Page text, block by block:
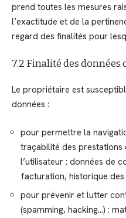
prend toutes les mesures
l’exactitude et de la
regard des finalités pour
7.2 Finalité des données
Le propriétaire est
données :
pour permettre la
traçabilité des
l’utilisateur : données de
facturation, historique
pour prévenir et lutter
(spamming, hacking…) :